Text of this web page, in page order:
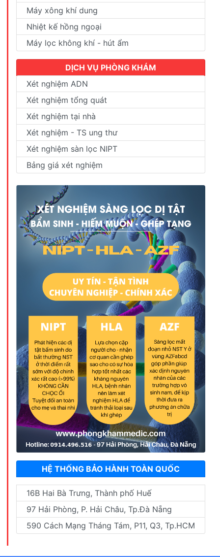
Máy xông khí dung
Nhiệt kế hồng ngoại
Máy lọc không khí - hút ẩm
DỊCH VỤ PHÒNG KHÁM
Xét nghiệm ADN
Xét nghiệm tổng quát
Xét nghiệm tại nhà
Xét nghiệm - TS ung thư
Xét nghiệm sàn lọc NIPT
Bảng giá xét nghiệm
HỆ THỐNG BẢO HÀNH TOÀN QUỐC
16B Hai Bà Trưng, Thành phố Huế
97 Hải Phòng, P. Hải Châu, Tp.Đà Nẵng
590 Cách Mạng Tháng Tám, P11, Q3, Tp.HCM